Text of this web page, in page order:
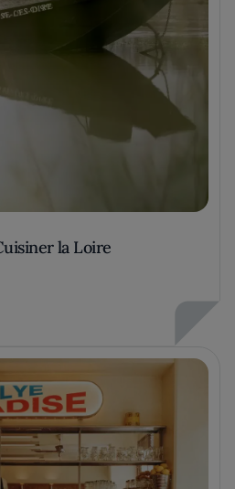
la Loire